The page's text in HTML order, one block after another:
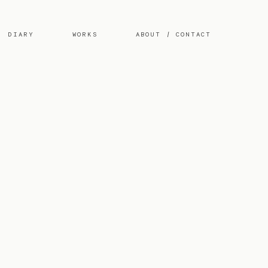
DIARY WORKS ABOUT / CONTACT